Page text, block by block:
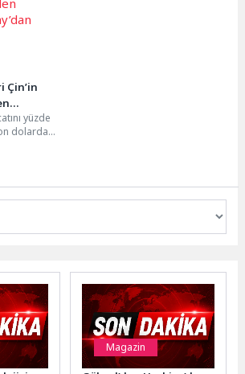
Çin’in
yüzde
dolardan
Magazin